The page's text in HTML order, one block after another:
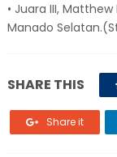
• Juara III,
Manado
SHARE THIS
Share it